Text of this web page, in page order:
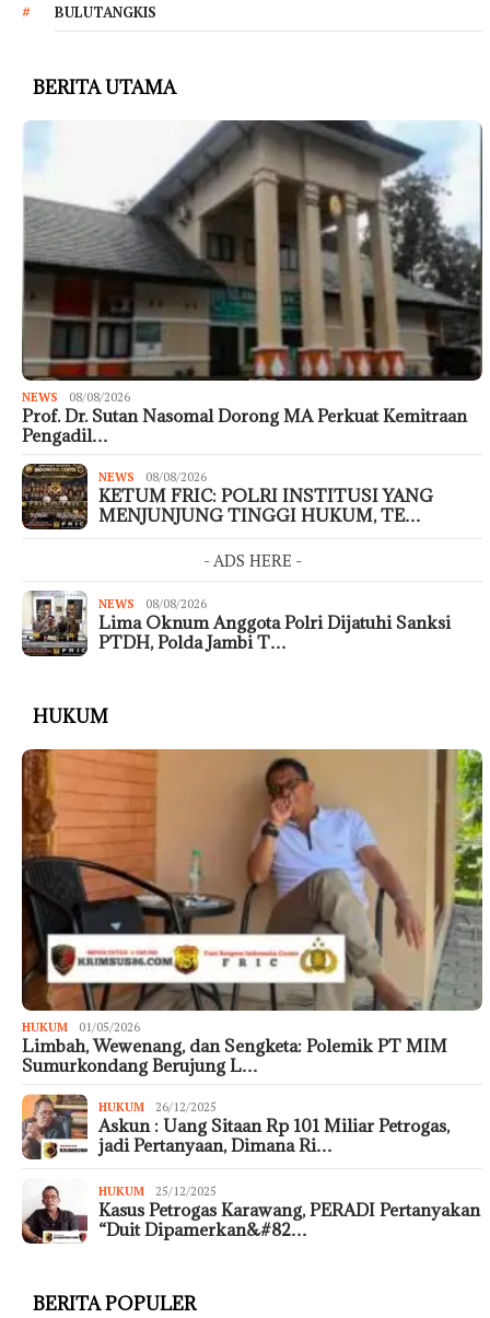
BULUTANGKIS
BERITA UTAMA
NEWS 08/08/2026
Prof. Dr. Sutan Nasomal Dorong MA Perkuat Kemitraan
Pengadil…
NEWS 08/08/2026
KETUM FRIC: POLRI INSTITUSI YANG
MENJUNJUNG TINGGI HUKUM, TE…
- ADS HERE -
NEWS 08/08/2026
Lima Oknum Anggota Polri Dijatuhi Sanksi
PTDH, Polda Jambi T…
HUKUM
HUKUM 01/05/2026
Limbah, Wewenang, dan Sengketa: Polemik PT MIM
Sumurkondang Berujung L…
HUKUM 26/12/2025
Askun : Uang Sitaan Rp 101 Miliar Petrogas,
jadi Pertanyaan, Dimana Ri…
HUKUM 25/12/2025
Kasus Petrogas Karawang, PERADI Pertanyakan
“Duit Dipamerkan&#82…
BERITA POPULER